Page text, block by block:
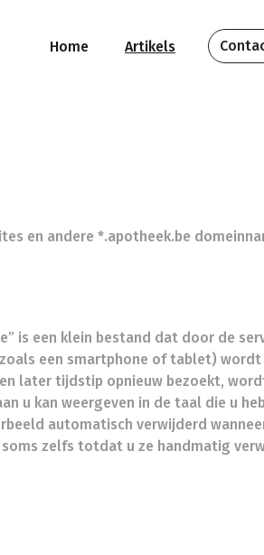
Home Artikels
en andere *.apotheek.be
is een klein bestand dat door de
een smartphone of tablet)
later tijdstip opnieuw bezoekt,
u kan weergeven in de taal die u
automatisch verwijderd
zelfs totdat u ze handmatig